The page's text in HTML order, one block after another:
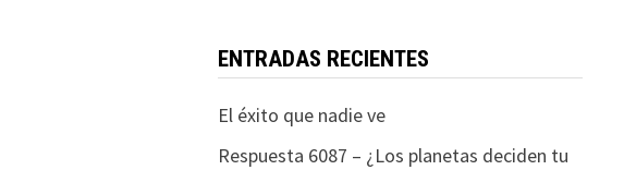
ENTRADAS RECIENTES
El éxito que nadie ve
Respuesta 6087 – ¿Los planetas deciden tu